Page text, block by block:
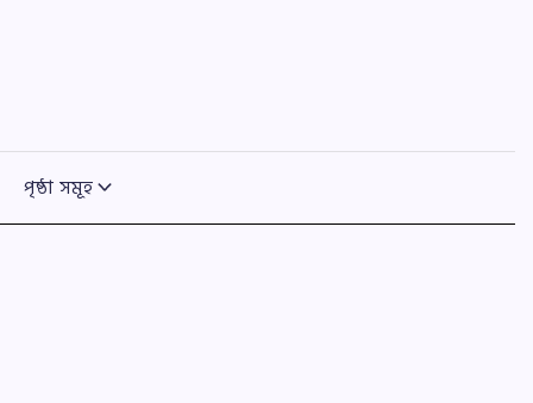
পৃষ্ঠা সমূহ